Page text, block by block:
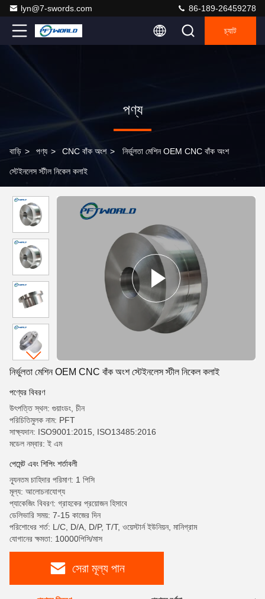
lyn@7-swords.com 86-189-26459278
চ্যাট
পণ্য
বাড়ি > পণ্য > CNC বাঁক অংশ > নির্ভুলতা মেশিন OEM CNC বাঁক অংশ
স্টেইনলেস স্টীল নিকেল কলাই
নির্ভুলতা মেশিন OEM CNC বাঁক অংশ স্টেইনলেস স্টীল নিকেল কলাই
পণ্যের বিবরণ
উৎপত্তি স্থল: গুয়াংডং, চীন
পরিচিতিমুলক নাম: PFT
সাক্ষ্যদান: ISO9001:2015, ISO13485:2016
মডেল নম্বার: ই এম
পেমেন্ট এবং শিপিং শর্তাবলী
ন্যূনতম চাহিদার পরিমাণ: 1 পিসি
মূল্য: আলোচনাযোগ্য
প্যাকেজিং বিবরণ: গ্রাহকের প্রয়োজন হিসাবে
ডেলিভারি সময়: 7-15 কাজের দিন
পরিশোধের শর্ত: L/C, D/A, D/P, T/T, ওয়েস্টার্ন ইউনিয়ন, মানিগ্রাম
যোগানের ক্ষমতা: 10000পিসি/মাস
সেরা মূল্য পান